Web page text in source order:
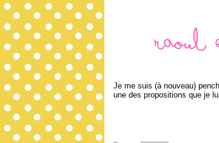
Je me suis (à nouveau)
une des propositions que je